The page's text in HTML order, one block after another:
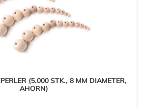
(5.000 STK., 8 MM DIAMETER,
AHORN)